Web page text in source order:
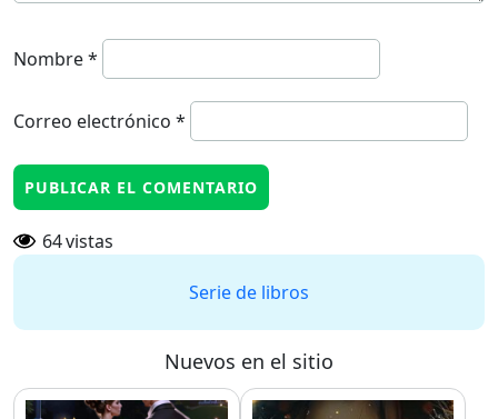
Nombre*
Correo electrónico *
64vistas
Serie de libros
Nuevos en el sitio